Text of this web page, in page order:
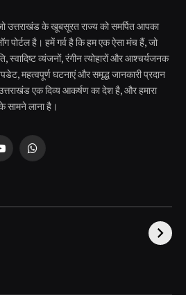
उत्तराखंड के खूबसूरत राज्य को समर्पित आपका
पोर्टल है। हमें गर्व है कि हम एक ऐसा मंच हैं, जो
व्यंजनों, रंगीन त्योहारों और आश्चर्यजनक
महत्वपूर्ण घटनाएं और समृद्ध जानकारी प्रदान
एक दिव्य आकर्षण का देश है, और हमारा
सामने लाना है।
WhatsApp
है
उत्तराखंड की एक ऐसी